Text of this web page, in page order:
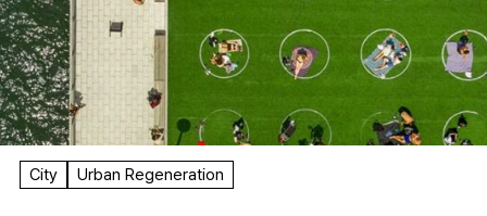
City Urban Regeneration